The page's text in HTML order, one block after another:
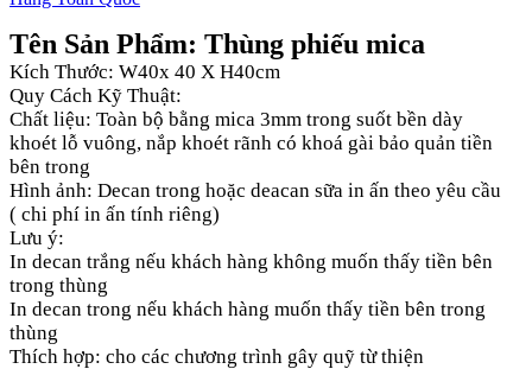
Tên Sản Phẩm: Thùng phiếu mica
Kích Thước: W40x 40 X H40cm
Quy Cách Kỹ Thuật:
Chất liệu: Toàn bộ bằng mica 3mm trong suốt bền dày
khoét lỗ vuông, nắp khoét rãnh có khoá gài bảo quản tiền
bên trong
Hình ảnh: Decan trong hoặc deacan sữa in ấn theo yêu cầu
( chi phí in ấn tính riêng)
Lưu ý:
In decan trắng nếu khách hàng không muốn thấy tiền bên
trong thùng
In decan trong nếu khách hàng muốn thấy tiền bên trong
thùng
Thích hợp: cho các chương trình gây quỹ từ thiện